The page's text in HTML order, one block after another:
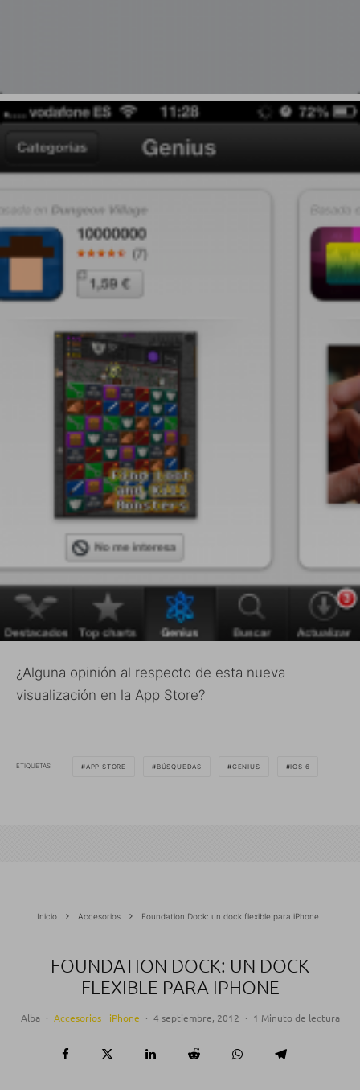
¿Alguna opinión al respecto de esta nueva
visualización en la App Store?
ETIQUETAS APP STORE BÚSQUEDAS GENIUS IOS 6
Inicio Accesorios Foundation Dock: un dock flexible para iPhone
FOUNDATION DOCK: UN DOCK
FLEXIBLE PARA IPHONE
Alba · Accesorios iPhone · 4 septiembre, 2012 · 1 Minuto de lectura